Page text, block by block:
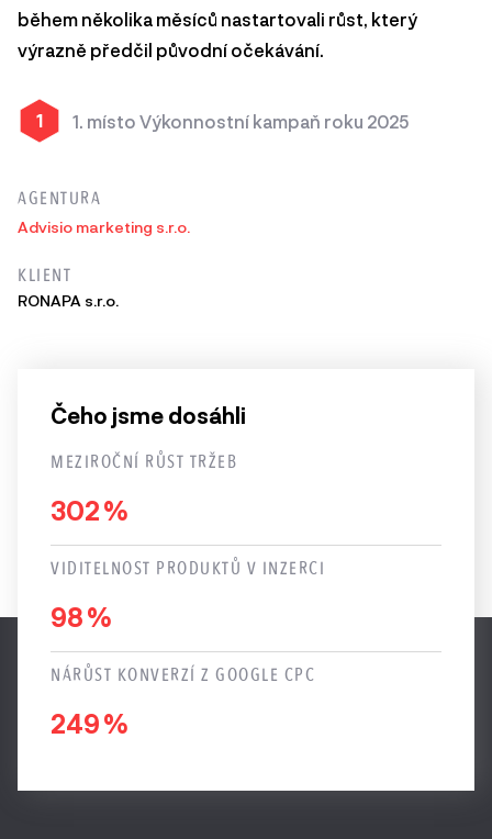
během několika měsíců nastartovali růst, který
výrazně předčil původní očekávání.
1 1. místo Výkonnostní kampaň roku 2025
AGENTURA
Advisio marketing s.r.o.
KLIENT
RONAPA s.r.o.
Čeho jsme dosáhli
MEZIROČNÍ RŮST TRŽEB
302 %
VIDITELNOST PRODUKTŮ V INZERCI
98 %
NÁRŮST KONVERZÍ Z GOOGLE CPC
249 %